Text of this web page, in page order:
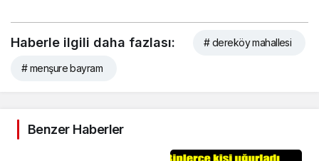
Haberle ilgili daha fazlası: # dereköy mahallesi
# menşure bayram
Benzer Haberler